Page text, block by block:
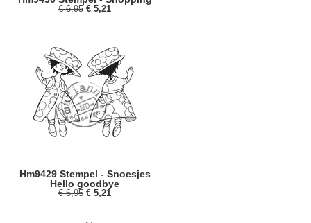
€ 6,95 € 5,21
Hm9429 Stempel - Snoesjes
Hello goodbye
€ 6,95 € 5,21